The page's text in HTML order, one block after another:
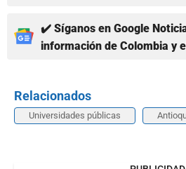
✔️ Síganos en Google
información de Colombia y
Relacionados
Universidades públicas